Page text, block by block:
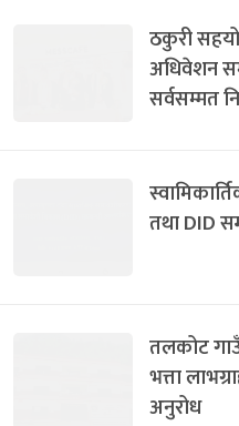
ठकुरी
अधिवेशन
सर्वसम्मत
तथा DID
तलकोट
भत्ता
अनुरोध